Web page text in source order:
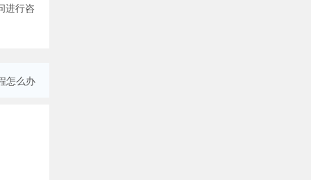
进行咨
怎么办